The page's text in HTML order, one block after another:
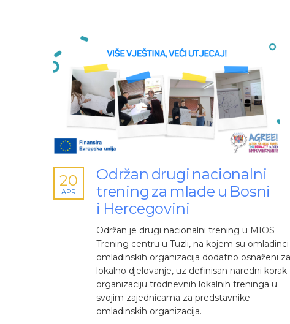
Održan drugi nacionalni
trening za mlade u Bosni
i Hercegovini
20
APR
Održan je drugi nacionalni trening u MIOS
Trening centru u Tuzli, na kojem su omladinci
omladinskih organizacija dodatno osnaženi za
lokalno djelovanje, uz definisan naredni korak
organizaciju trodnevnih lokalnih treninga u
svojim zajednicama za predstavnike
omladinskih organizacija.